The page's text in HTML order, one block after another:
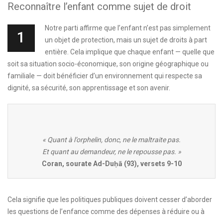
Reconnaître l’enfant comme sujet de droit
1
Notre parti affirme que l’enfant n’est pas simplement
un objet de protection, mais un sujet de droits à part
entière. Cela implique que chaque enfant — quelle que
soit sa situation socio-économique, son origine géographique ou
familiale — doit bénéficier d’un environnement qui respecte sa
dignité, sa sécurité, son apprentissage et son avenir.
« Quant à l’orphelin, donc, ne le maltraite pas.
Et quant au demandeur, ne le repousse pas. »
Coran, sourate Ad-Duḥā (93), versets 9-10
Cela signifie que les politiques publiques doivent cesser d’aborder
les questions de l’enfance comme des dépenses à réduire ou à